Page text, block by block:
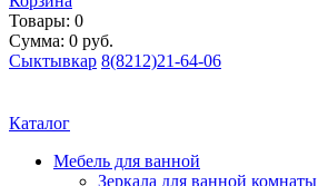
Товары: 0
Сумма: 0 руб.
Сыктывкар 8(8212)21-64-06
Каталог
Мебель для ванной
Зеркала для ванной комнаты